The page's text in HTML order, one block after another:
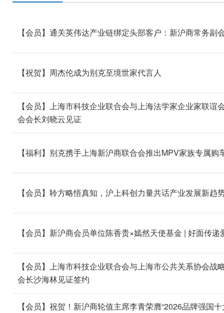
【会员】通关英伟达产业链绑定头部客户：新沪商常务
【祝贺】周杰伦成为别克至境世家代言人
【会员】上海市科技企业联合会与上海法学家企业家联
会会长刘晓云见证
【福利】别克携手上海新沪商联合会推出MPV家族专属购
【会员】聆方略悟真知，沪上科创力量共话产业发展新
【会员】新沪商会员单位陈香贵×嫣然天使基金 | 好面传递
【会员】上海市科技企业联合会与上海市公共关系协会
会长沙海林见证签约
【会员】祝贺！新沪商轮值主席李青荣膺“2026品牌强国